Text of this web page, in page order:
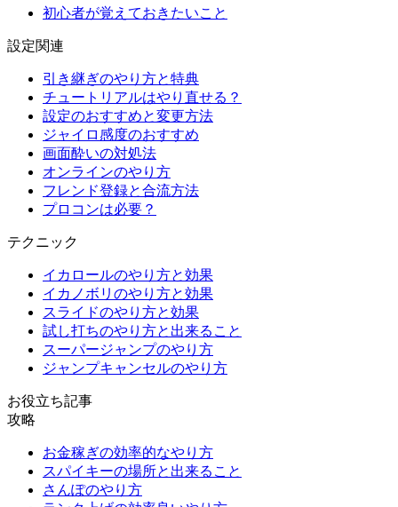
初心者が覚えておきたいこと
設定関連
引き継ぎのやり方と特典
チュートリアルはやり直せる？
設定のおすすめと変更方法
ジャイロ感度のおすすめ
画面酔いの対処法
オンラインのやり方
フレンド登録と合流方法
プロコンは必要？
テクニック
イカロールのやり方と効果
イカノボリのやり方と効果
スライドのやり方と効果
試し打ちのやり方と出来ること
スーパージャンプのやり方
ジャンプキャンセルのやり方
お役立ち記事
攻略
お金稼ぎの効率的なやり方
スパイキーの場所と出来ること
さんぽのやり方